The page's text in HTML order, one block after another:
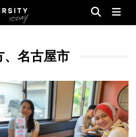
、名古屋市